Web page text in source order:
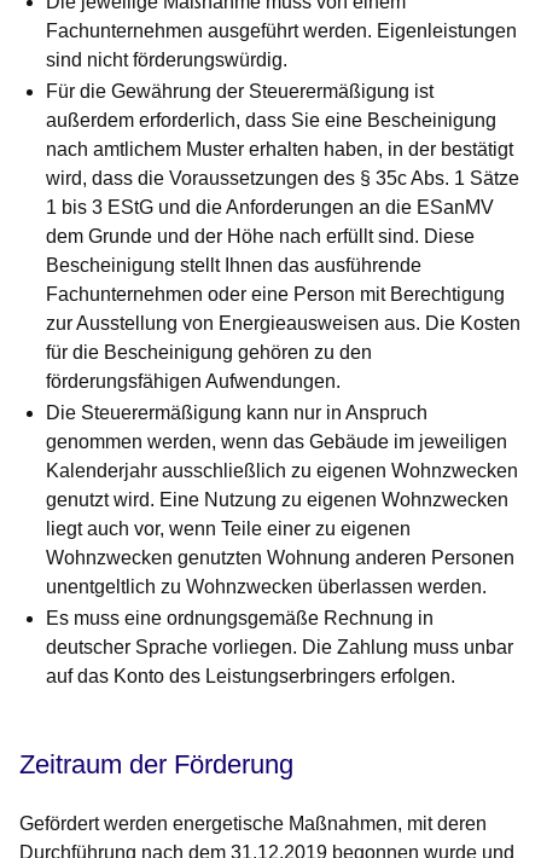
Fachunternehmen ausgeführt werden. Eigenleistungen
sind nicht förderungswürdig.
Für die Gewährung der Steuerermäßigung ist
außerdem erforderlich, dass Sie eine Bescheinigung
nach amtlichem Muster erhalten haben, in der bestätigt
wird, dass die Voraussetzungen des § 35c Abs. 1 Sätze
1 bis 3 EStG und die Anforderungen an die ESanMV
dem Grunde und der Höhe nach erfüllt sind. Diese
Bescheinigung stellt Ihnen das ausführende
Fachunternehmen oder eine Person mit Berechtigung
zur Ausstellung von Energieausweisen aus. Die Kosten
für die Bescheinigung gehören zu den
förderungsfähigen Aufwendungen.
Die Steuerermäßigung kann nur in Anspruch
genommen werden, wenn das Gebäude im jeweiligen
Kalenderjahr ausschließlich zu eigenen Wohnzwecken
genutzt wird. Eine Nutzung zu eigenen Wohnzwecken
liegt auch vor, wenn Teile einer zu eigenen
Wohnzwecken genutzten Wohnung anderen Personen
unentgeltlich zu Wohnzwecken überlassen werden.
Es muss eine ordnungsgemäße Rechnung in
deutscher Sprache vorliegen. Die Zahlung muss unbar
auf das Konto des Leistungserbringers erfolgen.
Zeitraum der Förderung
Gefördert werden energetische Maßnahmen, mit deren
Durchführung nach dem 31.12.2019 begonnen wurde und